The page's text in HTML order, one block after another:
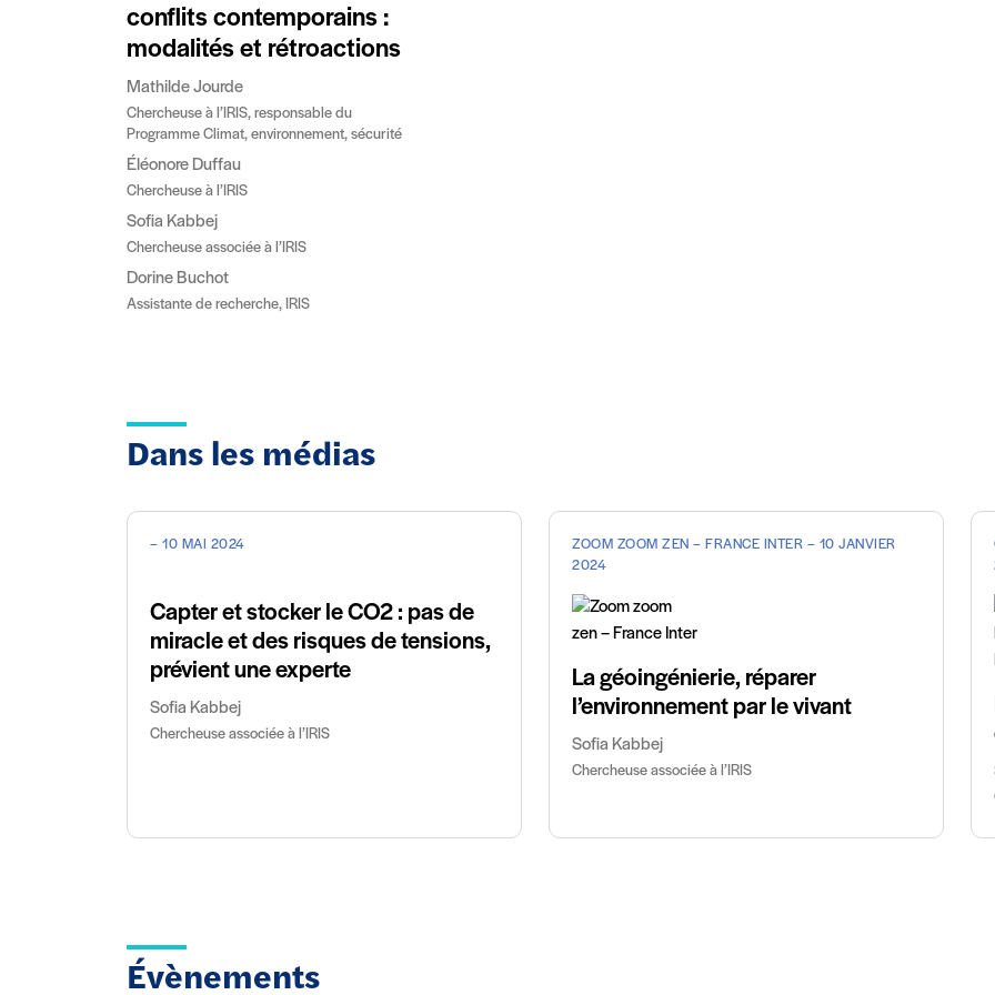
conflits contemporains :
modalités et rétroactions
Mathilde Jourde
Chercheuse à l’IRIS, responsable du
Programme Climat, environnement, sécurité
Éléonore Duffau
Chercheuse à l’IRIS
Sofia Kabbej
Chercheuse associée à l’IRIS
Dorine Buchot
Assistante de recherche, IRIS
Dans les médias
– 10 MAI 2024
Capter et stocker le CO2 : pas de
miracle et des risques de tensions,
prévient une experte
Sofia Kabbej
Chercheuse associée à l’IRIS
ZOOM ZOOM ZEN – FRANCE INTER – 10 JANVIER
2024
La géoingénierie, réparer
l’environnement par le vivant
Sofia Kabbej
Chercheuse associée à l’IRIS
Évènements